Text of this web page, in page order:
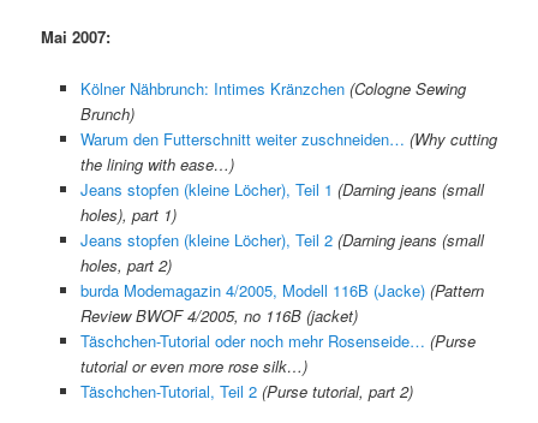
Mai 2007:
Kölner Nähbrunch: Intimes Kränzchen (Cologne Sewing
Brunch)
Warum den Futterschnitt weiter zuschneiden… (Why cutting
the lining with ease…)
Jeans stopfen (kleine Löcher), Teil 1 (Darning jeans (small
holes), part 1)
Jeans stopfen (kleine Löcher), Teil 2 (Darning jeans (small
holes, part 2)
burda Modemagazin 4/2005, Modell 116B (Jacke) (Pattern
Review BWOF 4/2005, no 116B (jacket)
Täschchen-Tutorial oder noch mehr Rosenseide… (Purse
tutorial or even more rose silk…)
Täschchen-Tutorial, Teil 2 (Purse tutorial, part 2)